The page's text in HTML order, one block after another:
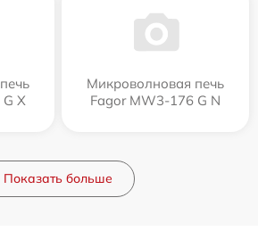
X
Микроволновая печь
Fagor MW3-176 G N
Показать больше